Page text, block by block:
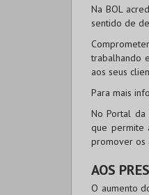
Na BOL
sentido de
trabalhando
aos seus
Para mais
No Portal da
que permite
promover os
AOS
O aumento